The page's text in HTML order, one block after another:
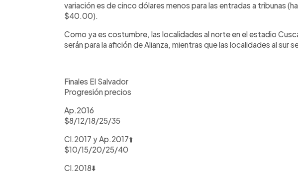
variación es de cinco dólares menos para las entradas a tribunas
$40.00).
Como ya es costumbre, las localidades al norte en el estadio
serán para la afición de Alianza, mientras que las localidades al sur
Finales El Salvador
Progresión precios
Ap.2016
$8/12/18/25/35
Cl.2017 y Ap.2017⬆️
$10/15/20/25/40
Cl.2018⬇️